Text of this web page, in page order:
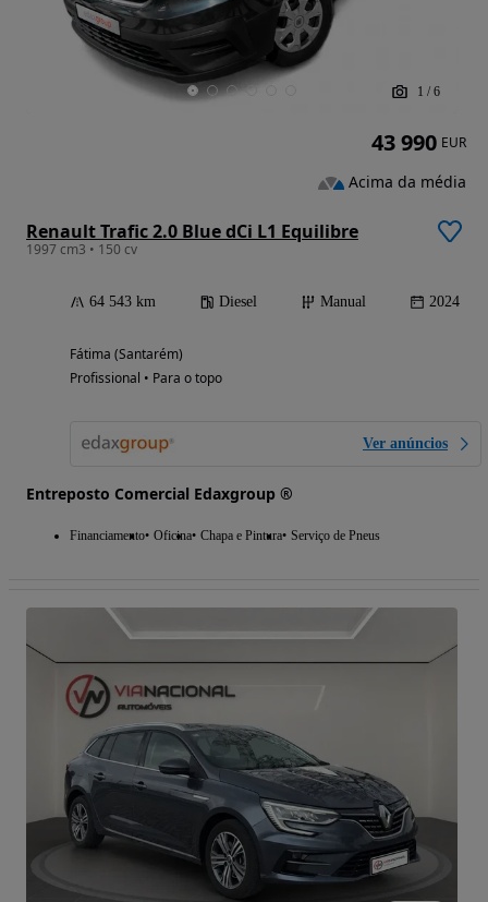
1 / 6
Renault Trafic 2.0 Blue dCi L1 Equilibre
1997 cm3 • 150 cv
64 543 km Diesel Manual 2024
Fátima (Santarém)
Profissional • Para o topo
Ver anúncios
Entreposto Comercial Edaxgroup ®
Financiamento Oficina Chapa e Pintura Serviço de Pneus
43 990 EUR
Acima da média